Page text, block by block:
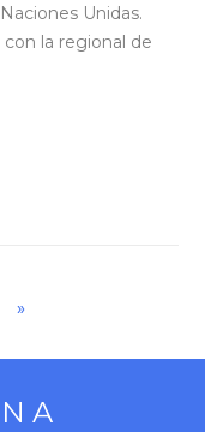
Unidas.
la regional de
»
A